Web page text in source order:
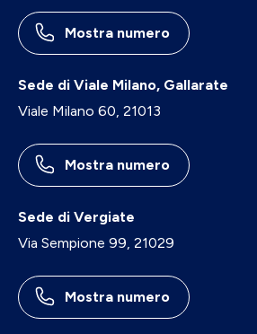
Mostra numero
Sede di Viale Milano, Gallarate
Viale Milano 60, 21013
Mostra numero
Sede di Vergiate
Via Sempione 99, 21029
Mostra numero